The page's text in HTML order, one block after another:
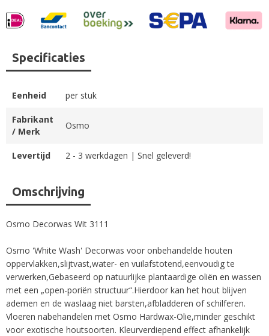
Omschrijving
Osmo Decorwas Wit 3111
Osmo 'White Wash' Decorwas voor onbehandelde houten
oppervlakken,slijtvast,water- en vuilafstotend,eenvoudig te
verwerken,Gebaseerd op natuurlijke plantaardige oliën en wassen
met een „open-poriën structuur“.Hierdoor kan het hout blijven
ademen en de waslaag niet barsten,afbladderen of schilferen.
Vloeren nabehandelen met Osmo Hardwax-Olie,minder geschikt
voor exotische houtsoorten. Kleurverdiepend effect afhankelijk
Specificaties
Eenheid per stuk
Fabrikant
/ Merk
Osmo
Levertijd 2 - 3 werkdagen | Snel geleverd!